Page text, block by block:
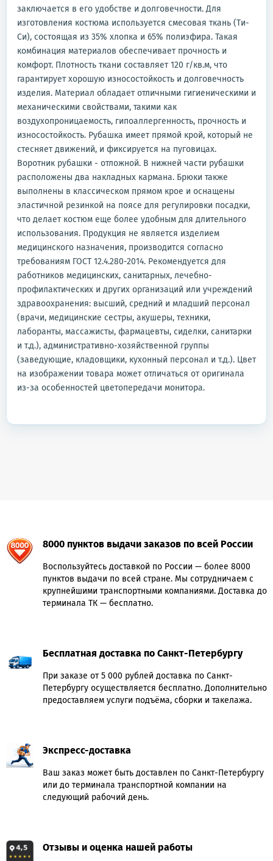
заключается в его удобстве и долговечности. Для
изготовления костюма используется смесовая ткань (Ти-
Си), состоящая из 35% хлопка и 65% полиэфира. Такая
комбинация материалов обеспечивает прочность и
комфорт. Плотность ткани составляет 120 г/кв.м, что
гарантирует хорошую износостойкость и долговечность
изделия. Материал обладает отличными гигиеническими и
механическими свойствами, такими как
воздухопроницаемость, гипоаллергенность, прочность и
износостойкость. Рубашка имеет прямой крой, который не
стесняет движений, и фиксируется на пуговицах.
Воротник рубашки - отложной. В нижней части рубашки
расположены два накладных кармана. Брюки также
выполнены в классическом прямом крое и оснащены
эластичной резинкой на поясе для регулировки посадки,
что делает костюм еще более удобным для длительного
использования. Продукция не является изделием
медицинского назначения, производится согласно
требованиям ГОСТ 12.4.280-2014. Рекомендуется для
работников медицинских, санитарных, лечебно-
профилактических и других организаций или учреждений
здравоохранения: высший, средний и младший персонал
(врачи, медицинские сестры, акушеры, техники,
лаборанты, массажисты, фармацевты, сиделки, санитарки
и т.д.), административно-хозяйственной группы
(заведующие, кладовщики, кухонный персонал и т.д.). Цвет
на изображении товара может отличаться от оригинала
из-за особенностей цветопередачи монитора.
8000 пунктов выдачи заказов по всей России
Воспользуйтесь доставкой по России — более 8000
пунктов выдачи по всей стране. Мы сотрудничаем с
крупнейшими транспортными компаниями. Доставка до
терминала ТК — бесплатно.
Бесплатная доставка по Санкт-Петербургу
При заказе от 5 000 рублей доставка по Санкт-
Петербургу осуществляется бесплатно. Дополнительно
предоставляем услуги подъёма, сборки и такелажа.
Экспресс-доставка
Ваш заказ может быть доставлен по Санкт-Петербургу
или до терминала транспортной компании на
следующий рабочий день.
Отзывы и оценка нашей работы